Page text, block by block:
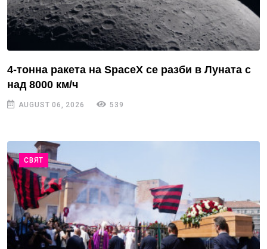
4-тонна ракета на SpaceX се разби в Луната с
над 8000 км/ч
AUGUST 06, 2026 539
СВЯТ